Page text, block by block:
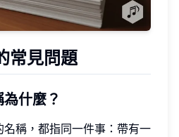
常見問題
什麼？
名稱，都指同一件事：帶有一